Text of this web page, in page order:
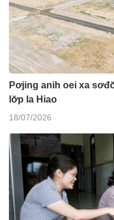
Pơjing anih oei xa
lơ̆p Ia Hiao
18/07/2026